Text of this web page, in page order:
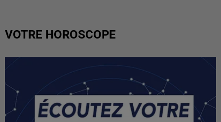
VOTRE HOROSCOPE